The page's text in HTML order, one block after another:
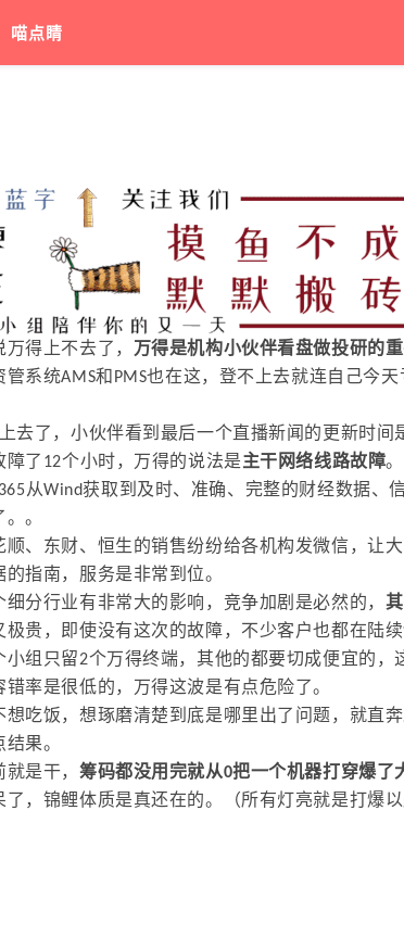
喵点睛
得上不去了， 万得是机构小伙伴看盘做投研的重
系统AMS和PMS也在这，登不上去就连自己今
去了，小伙伴看到最后一个直播新闻的更新时间
了12个小时，万得的说法是主干网络线路故障。
从Wind获取到及时、准确、完整的财经数据、
。
、东财、恒生的销售纷纷给各机构发微信，让
指南，服务是非常到位。
分行业有非常大的影响，竞争加剧是必然的，
贵，即使没有这次的故障，不少客户也都在陆续
组只留2个万得终端，其他的都要切成便宜的，
率是很低的，万得这波是有点危险了。
吃饭，想琢磨清楚到底是哪里出了问题，就直奔
果。
是干， 筹码都没用完就从0把一个机器打穿爆了
，锦鲤体质是真还在的。（所有灯亮就是打爆以